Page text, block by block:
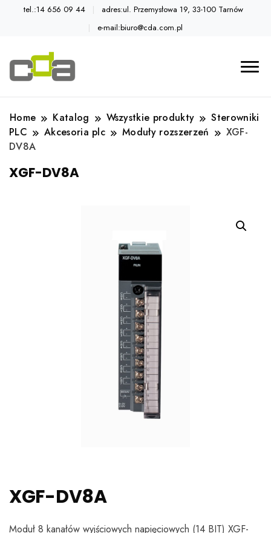
tel.:14 656 09 44
adres:ul. Przemysłowa 19, 33-100 Tarnów
e-mail:biuro@cda.com.pl
Home Katalog Wszystkie produkty
Sterowniki
PLC
Akcesoria plc Moduły rozszerzeń
XGF-
DV8A
XGF-DV8A
XGF-DV8A
Moduł 8 kanałów wyjściowych napięciowych (14 BIT) XGF-